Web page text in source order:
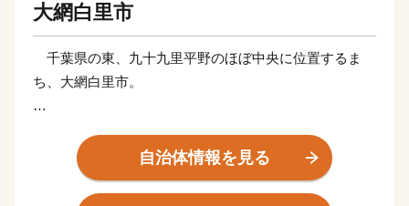
大網白里市
千葉県の東、九十九里平野のほぼ中央に位置するま
ち、大網白里市。
の美しい「白里海岸」がつづき、特色ある豊かな自然風
土を有しています。
自治体情報を見る